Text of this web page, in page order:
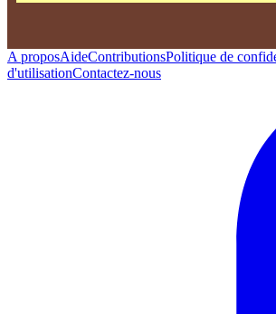
A proposAideContributionsPolitique de
d'utilisationContactez-nous